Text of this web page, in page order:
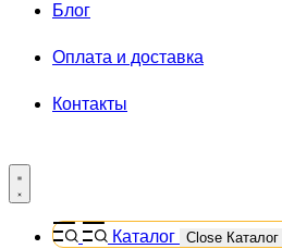
Блог
Оплата и доставка
Контакты
Каталог Close Каталог